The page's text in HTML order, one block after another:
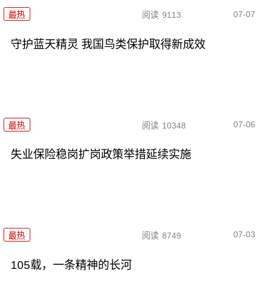
最热 阅读 9113 07-07
守护蓝天精灵 我国鸟类保护取得新成效
最热 阅读 10348 07-06
失业保险稳岗扩岗政策举措延续实施
最热 阅读 8749 07-03
105载，一条精神的长河